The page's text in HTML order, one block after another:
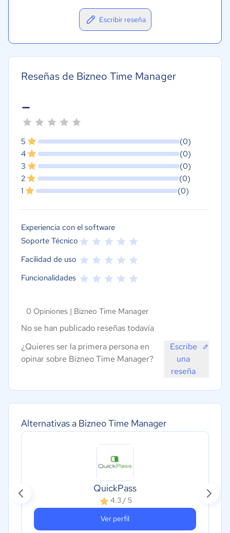
Alternativas a Bizneo Time Manager
QuickPass
4.3 / 5
Ver perfil
Escribir reseña
Reseñas de Bizneo Time Manager
-
5
(0)
4
(0)
3
(0)
2
(0)
1
(0)
Experiencia con el software
Soporte Técnico
Facilidad de uso
Funcionalidades
0 Opiniones | Bizneo Time Manager
No se han publicado reseñas todavía
¿Quieres ser la primera persona en
opinar sobre Bizneo Time Manager?
Escribe
una
reseña